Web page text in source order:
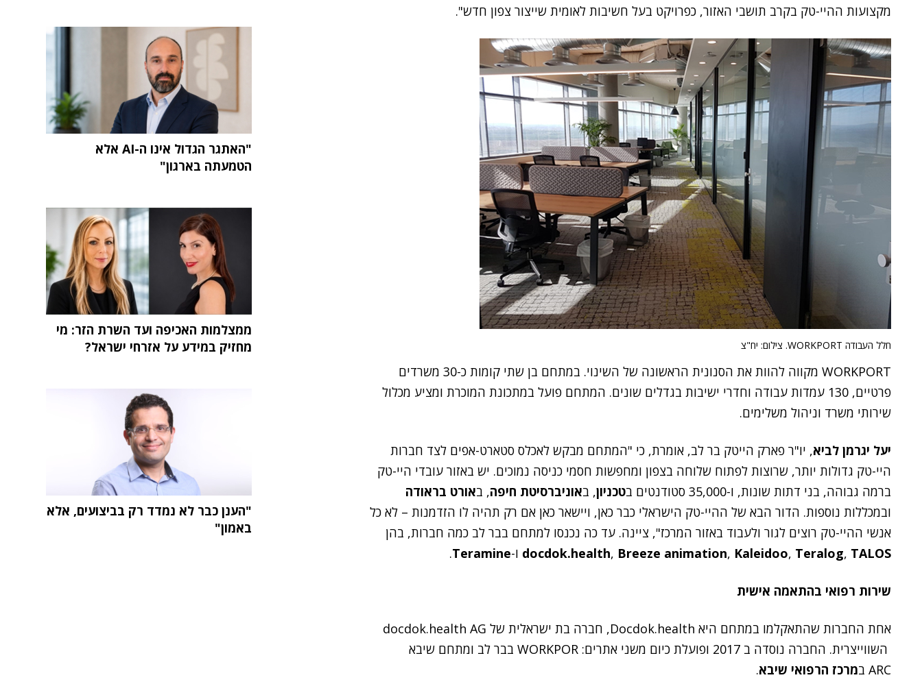
מקצועות ההיי-טק בקרב תושבי האזור, כפרויקט בעל חשיבות לאומית שייצור צפון חדש".
חלל העבודה WORKPORT. צילום: יח"צ
WORKPORT מקווה להוות את הסנונית הראשונה של השינוי. במתחם בן שתי קומות כ-30 משרדים
פרטיים, 130 עמדות עבודה וחדרי ישיבות בגדלים שונים. המתחם פועל במתכונת המוכרת ומציע מכלול
שירותי משרד וניהול משלימים.
יעל יגרמן לביא, יו"ר פארק הייטק בר לב, אומרת, כי "המתחם מבקש לאכלס סטארט-אפים לצד חברות
היי-טק גדולות יותר, שרוצות לפתוח שלוחה בצפון ומחפשות חסמי כניסה נמוכים. יש באזור עובדי היי-טק
ברמה גבוהה, בני דתות שונות, ו-35,000 סטודנטים ב
טכניון, באוניברסיטת חיפה, באורט בראודה
ובמכללות נוספות. הדור הבא של ההיי-טק הישראלי כבר כאן, ויישאר כאן אם רק תהיה לו הזדמנות – לא כל
אנשי ההיי-טק רוצים לגור ולעבוד באזור המרכז", ציינה. עד כה נכנסו למתחם בבר לב כמה חברות, בהן
docdok.health, Breeze animation, Kaleidoo, Teralog, TALOS ו-Teramine
.
שירות רפואי בהתאמה אישית
אחת החברות שהתאקלמו במתחם היא Docdok.health, חברה בת ישראלית של docdok.health AG
השווייצרית. החברה נוסדה ב 2017 ופועלת כיום משני אתרים: WORKPOR בבר לב ומתחם שיבא
ARC ב
מרכז הרפואי שיבא.
"האתגר הגדול אינו ה-AI אלא
הטמעתה בארגון"
ממצלמות האכיפה ועד השרת הזר: מי
מחזיק במידע על אזרחי ישראל?
"הענן כבר לא נמדד רק בביצועים, אלא
באמון"